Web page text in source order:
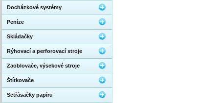
Docházkové systémy
Peníze
Skládačky
Rýhovací a perforovací stroje
Zaoblovače, výsekové stroje
Štítkovače
Setřásačky papíru